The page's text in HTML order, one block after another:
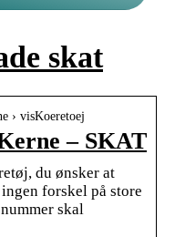
skat
› visKoeretoej
– SKAT
du ønsker at
forskel på store
skal